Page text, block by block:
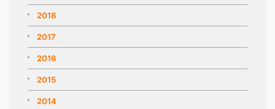
2018
2017
2016
2015
2014